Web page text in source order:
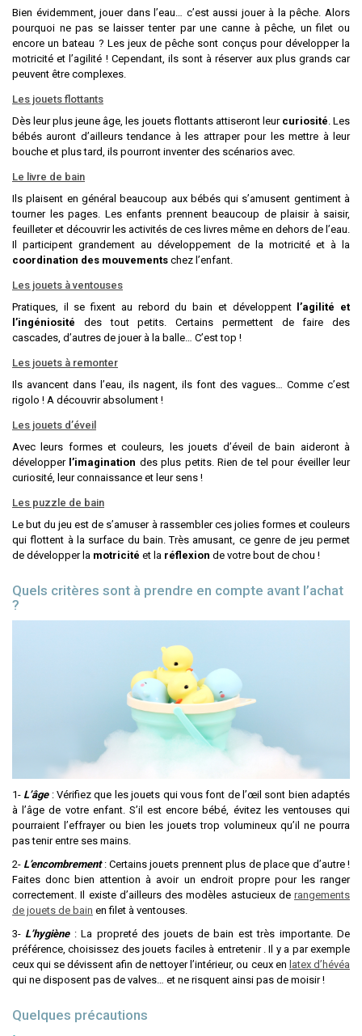
Bien évidemment, jouer dans l’eau… c’est aussi jouer à la pêche. Alors
pourquoi ne pas se laisser tenter par une canne à pêche, un filet ou
encore un bateau ? Les jeux de pêche sont conçus pour développer la
motricité et l’agilité ! Cependant, ils sont à réserver aux plus grands car
peuvent être complexes.
Les jouets flottants
Dès leur plus jeune âge, les jouets flottants attiseront leur curiosité . Les
bébés auront d’ailleurs tendance à les attraper pour les mettre à leur
bouche et plus tard, ils pourront inventer des scénarios avec.
Le livre de bain
Ils plaisent en général beaucoup aux bébés qui s’amusent gentiment à
tourner les pages. Les enfants prennent beaucoup de plaisir à saisir,
feuilleter et découvrir les activités de ces livres même en dehors de l’eau.
Il participent grandement au développement de la motricité et à la
coordination des mouvements chez l’enfant.
Les jouets à ventouses
Pratiques, il se fixent au rebord du bain et développentl’agilité et
l’ingéniosité des tout petits. Certains permettent de faire des
cascades, d’autres de jouer à la balle… C’est top !
Les jouets à remonter
Ils avancent dans l’eau, ils nagent, ils font des vagues… Comme c’est
rigolo ! A découvrir absolument !
Les jouets d’éveil
Avec leurs formes et couleurs, les jouets d’éveil de bain aideront à
développerl’imagination des plus petits. Rien de tel pour éveiller leur
curiosité, leur connaissance et leur sens !
Les puzzle de bain
Le but du jeu est de s’amuser à rassembler ces jolies formes et couleurs
qui flottent à la surface du bain. Très amusant, ce genre de jeu permet
de développer la motricité et la réflexion de votre bout de chou !
Quels critères sont à prendre en compte avant l’achat
?
1- L’âge: Vérifiez que les jouets qui vous font de l’œil sont bien adaptés
à l’âge de votre enfant. S’il est encore bébé, évitez les ventouses qui
pourraient l’effrayer ou bien les jouets trop volumineux qu’il ne pourra
pas tenir entre ses mains.
2- L’encombrement : Certains jouets prennent plus de place que d’autre !
Faites donc bien attention à avoir un endroit propre pour les ranger
correctement. Il existe d’ailleurs des modèles astucieux de rangements
de jouets de bain en filet à ventouses.
3- L’hygiène: La propreté des jouets de bain est très importante. De
préférence, choisissez des jouets faciles à entretenir . Il y a par exemple
ceux qui se dévissent afin de nettoyer l’intérieur, ou ceux en latex d’hévéa
qui ne disposent pas de valves… et ne risquent ainsi pas de moisir !
Quelques précautions